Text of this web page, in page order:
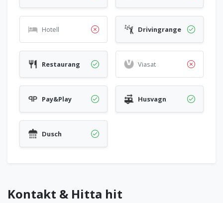
Hotell Drivingrange
Restaurang Viasat
Pay&Play Husvagn
Dusch
Kontakt & Hitta hit